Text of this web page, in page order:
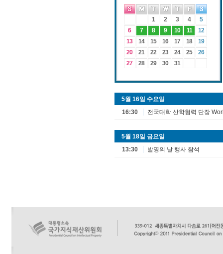
1 2 3 4
5
6
7 8 9 10 11
12
13
14 15 16 17 18
19
20
21 22 23 24 25
26
27
28 29 30 31
5월 16일 수요일
16:30
전국대학 산학협력 단장
5월 18일 금요일
13:30
발명의 날 행사 참석